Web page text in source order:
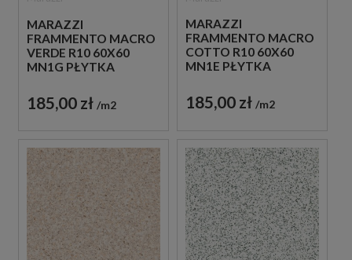
MARAZZI
FRAMMENTO MACRO
VERDE R10 60X60
MN1G PŁYTKA
JASNOZIELONYM
KOLORZE
185,00 zł m2
MARAZZI
FRAMMENTO MACRO
COTTO R10 60X60
MN1E PŁYTKA
BEŻOWYM KOLORZE
185,00 zł m2